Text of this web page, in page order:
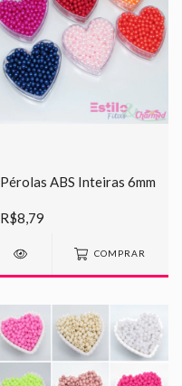
Pérolas ABS Inteiras 6mm
R$8,79
COMPRAR